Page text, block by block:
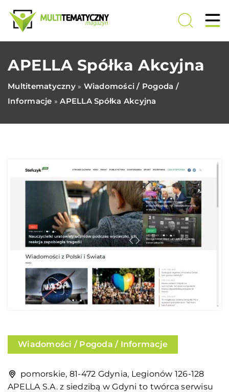
APELLA Spółka Akcyjna
Multitematyczny» Wiadomości / Pogoda /
Informacje »APELLA Spółka Akcyjna
Wiadomości / Pogoda / Informacje
pomorskie, 81-472 Gdynia, Legionów 126-128
APELLA S.A. z siedzibą w Gdyni to twórca serwisu